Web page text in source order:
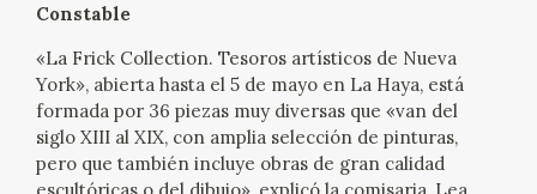
SEDE
CONTACTO
PROGRAMACIÓN
Constable
«La Frick Collection. Tesoros artísticos de Nueva
York», abierta hasta el 5 de mayo en La Haya, está
formada por 36 piezas muy diversas que «van del
siglo XIII al XIX, con amplia selección de pinturas,
pero que también incluye obras de gran calidad